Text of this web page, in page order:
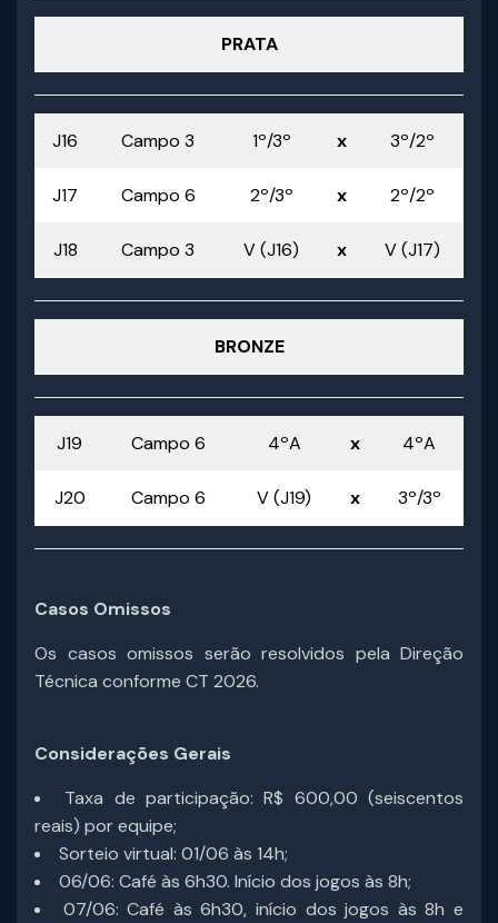
PRATA
J16 Campo 3 1º/3º x 3º/2º
J17 Campo 6 2º/3º x 2º/2º
J18 Campo 3 V (J16) x V (J17)
BRONZE
J19 Campo 6 4ºA x 4ºA
J20 Campo 6 V (J19) x 3º/3º
Casos Omissos
Os casos omissos serão resolvidos pela Direção
Técnica conforme CT 2026.
Considerações Gerais
Taxa de participação: R$ 600,00 (seiscentos
reais) por equipe;
Sorteio virtual: 01/06 às 14h;
06/06: Café às 6h30. Início dos jogos às 8h;
07/06: Café às 6h30, início dos jogos às 8h e